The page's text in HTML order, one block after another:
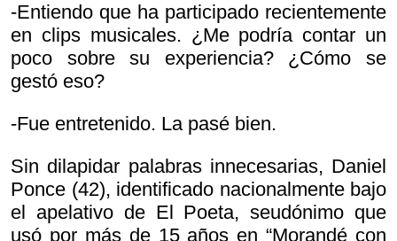
-Entiendo que ha participado recientemente
en clips musicales. ¿Me podría contar un
poco sobre su experiencia? ¿Cómo se
gestó eso?
-Fue entretenido. La pasé bien.
Sin dilapidar palabras innecesarias, Daniel
Ponce (42), identificado nacionalmente bajo
el apelativo de El Poeta, seudónimo que
usó por más de 15 años en “Morandé con